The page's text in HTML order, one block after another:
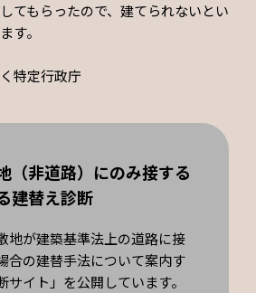
てもらったので、建てられないとい
す。
特定行政庁
（非道路）にのみ接する
建替え診断
地が建築基準法上の道路に接
合の建替手法について案内す
サイト」を公開しています。